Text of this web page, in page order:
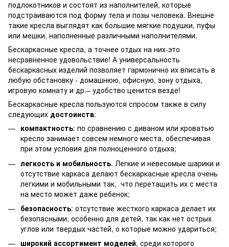
подлокотников и состоят из наполнителей, которые
подстраиваются под форму тела и позы человека. Внешне
такие кресла выглядят как большие мягкие подушки, пуфы
или мешки, наполненные различными наполнителями.
Бескаркасные кресла, а точнее отдых на них-это
несравненное удовольствие! А универсальность
бескаркасных изделий позволяет гармонично их вписать в
любую обстановку - домашнюю, офисную, зону отдыха,
игровую комнату и др.– удобство ценится везде!
Бескаркасные кресла пользуются спросом также в силу
следующих достоинств:
компактность: по сравнению с диваном или кроватью
кресло занимает совсем немного места, обеспечивая
при этом условия для полноценного отдыха;
легкость и мобильность. Легкие и невесомые шарики и
отсутствие каркаса делают бескаркасные кресла очень
легкими и мобильными так, что перетащить их с места
на место может даже ребенок;
безопасность: отсутствие жесткого каркаса делает их
безопасными, особенно для детей, так как нет острых
углов или твердых частей, о которые можно удариться;
широкий ассортимент моделей, среди которого